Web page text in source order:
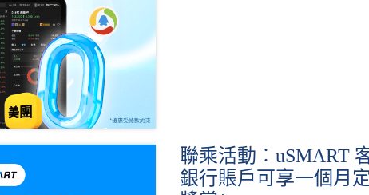
聯乘活動︰uSMART
銀行賬戶可享一個月